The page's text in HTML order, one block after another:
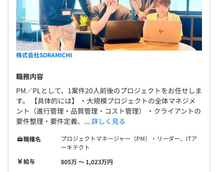
株式会社SORAMICHI
職務内容
PM／PLとして、1案件20人前後のプロジェクトをお任せしま
す。 【具体的には】 ・大規模プロジェクトの全体マネジメ
ント（進行管理・品質管理・コスト管理） ・クライアントの
要件整理・要件定義、... 詳しく見る
職種名
プロジェクトマネージャー（PM）・リーダー、ITア
ーキテクト
給与
805万 〜 1,023万円